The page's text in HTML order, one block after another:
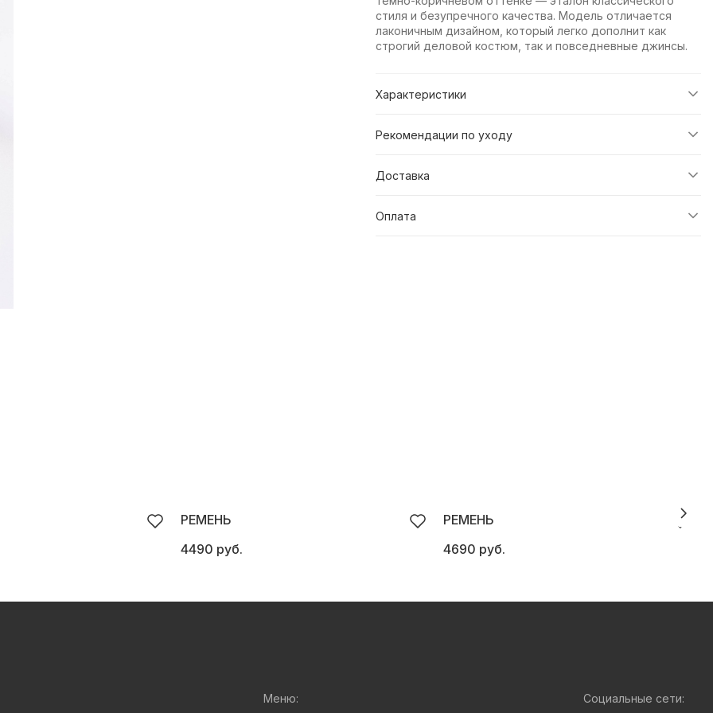
стиля и безупречного качества. Модель отличается
лаконичным дизайном, который легко дополнит как
строгий деловой костюм, так и повседневные джинсы.
Характеристики
Рекомендации по уходу
Доставка
Оплата
РЕМЕНЬ
4490 руб.
РЕМЕНЬ
4690 руб.
Меню: Социальные сети: